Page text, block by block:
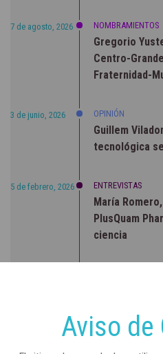
7 de agosto, 2026 NOMBRAMIENTOS
Gregorio
Centro-
Fraternidad-
3 de junio, 2026 OPINIÓN
Guillem
tecnológica
5 de febrero, 2026 ENTREVISTAS
María
PlusQuam
ciencia
Aviso de